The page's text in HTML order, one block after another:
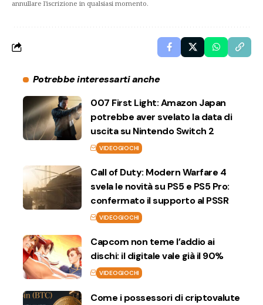
annullare l'iscrizione in qualsiasi momento.
Potrebbe interessarti anche
007 First Light: Amazon Japan
potrebbe aver svelato la data di
uscita su Nintendo Switch 2
VIDEOGIOCHI
Call of Duty: Modern Warfare 4
svela le novità su PS5 e PS5 Pro:
confermato il supporto al PSSR
VIDEOGIOCHI
Capcom non teme l’addio ai
dischi: il digitale vale già il 90%
VIDEOGIOCHI
Come i possessori di criptovalute